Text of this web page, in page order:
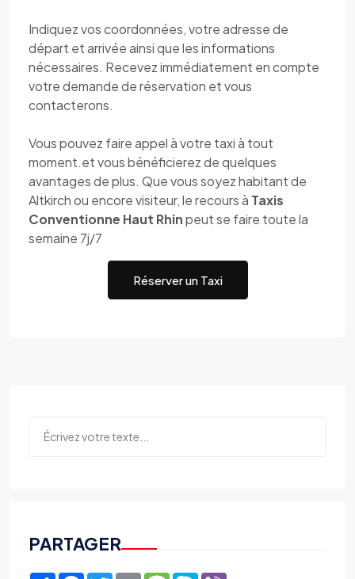
Indiquez vos coordonnées, votre adresse de
départ et arrivée ainsi que les informations
nécessaires. Recevez immédiatement en compte
votre demande de réservation et vous
contacterons.
Vous pouvez faire appel à votre taxi à tout
moment.et vous bénéficierez de quelques
avantages de plus. Que vous soyez habitant de
Altkirch ou encore visiteur, le recours à Taxis
Conventionne Haut Rhinpeut se faire toute la
semaine 7j/7
Réserver un Taxi
PARTAGER